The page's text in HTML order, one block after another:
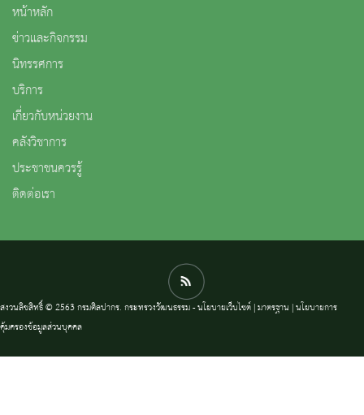
หน้าหลัก
ข่าวและกิจกรรม
นิทรรศการ
บริการ
เกี่ยวกับหน่วยงาน
คลังวิชาการ
ประชาชนควรรู้
ติดต่อเรา
สงวนลิขสิทธิ์ © 2563 กรมศิลปากร. กระทรวงวัฒนธรรม -นโยบายเว็บไซต์|มาตรฐาน |นโยบายการ
คุ้มครองข้อมูลส่วนบุคคล